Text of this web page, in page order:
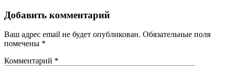
Добавить комментарий
Ваш адрес email не будет опубликован. Обязательные поля
помечены *
Комментарий *